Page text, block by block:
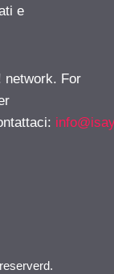
e
network. For
: